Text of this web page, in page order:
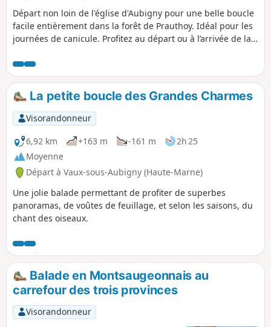
Départ non loin de l'église d'Aubigny pour une belle boucle
facile entièrement dans la forêt de Prauthoy. Idéal pour les
journées de canicule. Profitez au départ ou à l’arrivée de la
Blanc si beau temps dégagé.
La petite boucle des Grandes Charmes
Visorandonneur
6,92 km
+163 m -161 m
2h 25
Moyenne
Départ à Vaux-sous-Aubigny (Haute-Marne)
Une jolie balade permettant de profiter de superbes
panoramas, de voûtes de feuillage, et selon les saisons, du
chant des oiseaux.
Balade en Montsaugeonnais au
carrefour des trois provinces
Visorandonneur